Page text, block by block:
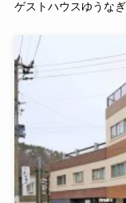
ゲストハウスゆうなぎ